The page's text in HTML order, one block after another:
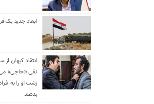
ابعاد جدید یک
انتقاد کیهان از
نقی «حاجی»
زشت او را به
بدهند